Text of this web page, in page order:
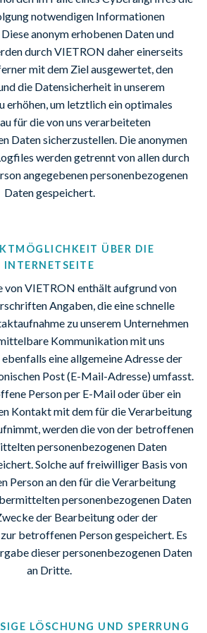
notwendigen Informationen
anonym erhobenen Daten und
durch VIETRON daher einerseits
mit dem Ziel ausgewertet, den
die Datensicherheit in unserem
erhöhen, um letztlich ein optimales
für die von uns verarbeiteten
Daten sicherzustellen. Die anonymen
werden getrennt von allen durch
angegebenen personenbezogenen
Daten gespeichert.
ÜBER DIE
INTERNETSEITE
von VIETRON enthält aufgrund von
Angaben, die eine schnelle
zu unserem Unternehmen
Kommunikation mit uns
eine allgemeine Adresse der
Post (E-Mail-Adresse) umfasst.
Person per E-Mail oder über ein
Kontakt mit dem für die Verarbeitung
werden die von der betroffenen
personenbezogenen Daten
Solche auf freiwilliger Basis von
Person an den für die Verarbeitung
personenbezogenen Daten
der Bearbeitung oder der
betroffenen Person gespeichert. Es
dieser personenbezogenen Daten
an Dritte.
LÖSCHUNG UND SPERRUNG V